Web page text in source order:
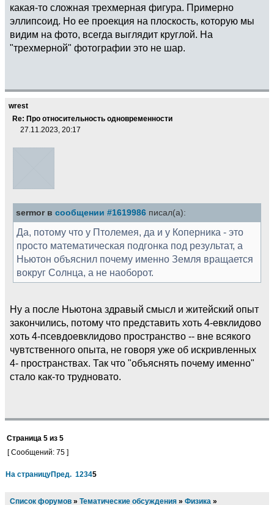
какая-то сложная трехмерная фигура. Примерно
эллипсоид. Но ее проекция на плоскость, которую мы
видим на фото, всегда выглядит круглой. На
"трехмерной" фотографии это не шар.
wrest
Re: Про относительность одновременности
27.11.2023, 20:17
sermor в сообщении #1619986 писал(а):
Да, потому что у Птолемея, да и у Коперника - это
просто математическая подгонка под результат, а
Ньютон объяснил почему именно Земля вращается
вокруг Солнца, а не наоборот.
Ну а после Ньютона здравый смысл и житейский опыт
закончились, потому что представить хоть 4-евклидово
хоть 4-псевдоевклидово пространство -- вне всякого
чувтственного опыта, не говоря уже об искривленных
4- пространствах. Так что "объяснять почему именно"
стало как-то трудновато.
Страница 5 из 5
[ Сообщений: 75 ]
На страницуПред. 12345
Список форумов » Тематические обсуждения » Физика »